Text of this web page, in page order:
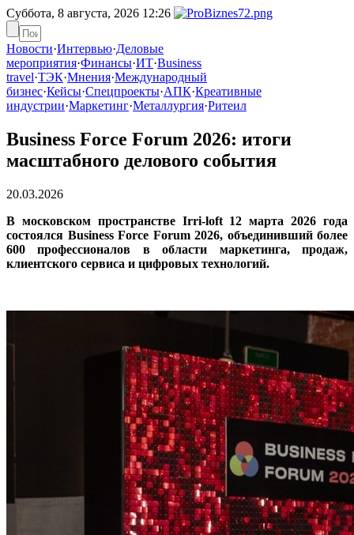
Суббота, 8 августа, 2026 12:26
Новости·Интервью·Деловые
мероприятия·Финансы·ИТ·Business
travel·ТЭК·Мнения·Международный
бизнес·Кейсы·Спецпроекты·АПК·Креативные
индустрии·Маркетинг·Металлургия·Ритеил
Business Force Forum 2026: итоги
масштабного делового события
20.03.2026
В московском пространстве Irri-loft 12 марта 2026 года
состоялся Business Force Forum 2026, объединивший более
600 профессионалов в области маркетинга, продаж,
клиентского сервиса и цифровых технологий.